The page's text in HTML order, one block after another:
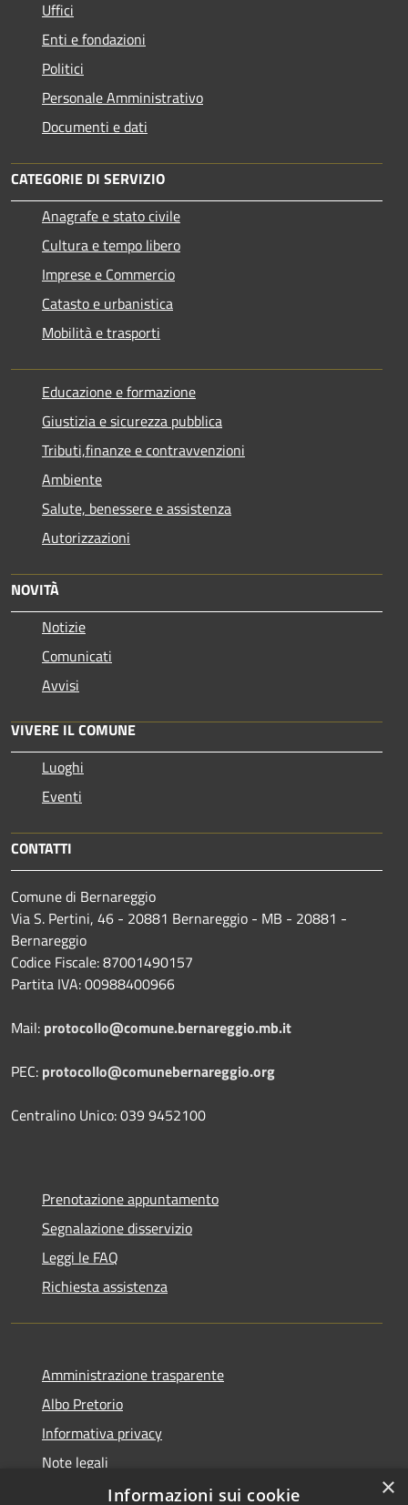
Uffici
Enti e fondazioni
Politici
Personale Amministrativo
Documenti e dati
CATEGORIE DI SERVIZIO
Anagrafe e stato civile
Cultura e tempo libero
Imprese e Commercio
Catasto e urbanistica
Mobilità e trasporti
Educazione e formazione
Giustizia e sicurezza pubblica
Tributi,finanze e contravvenzioni
Ambiente
Salute, benessere e assistenza
Autorizzazioni
NOVITÀ
Notizie
Comunicati
Avvisi
VIVERE IL COMUNE
Luoghi
Eventi
CONTATTI
Comune di Bernareggio
Via S. Pertini, 46 - 20881 Bernareggio - MB - 20881 -
Bernareggio
Codice Fiscale: 87001490157
Partita IVA: 00988400966
Mail: protocollo@comune.bernareggio.mb.it
PEC: protocollo@comunebernareggio.org
Centralino Unico: 039 9452100
Prenotazione appuntamento
Segnalazione disservizio
Leggi le FAQ
Richiesta assistenza
Amministrazione trasparente
Albo Pretorio
Informativa privacy
Note legali
Dichiarazione di accessibilità
×
Informazioni sui cookie